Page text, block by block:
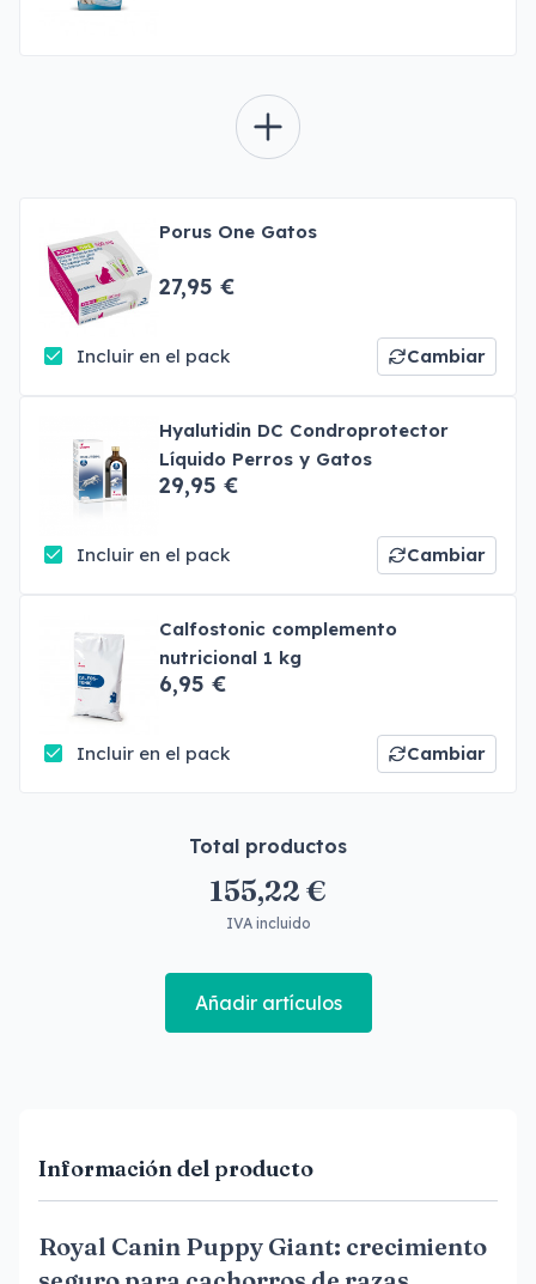
Porus One Gatos
27,95 €
Incluir en el pack Cambiar
Hyalutidin DC Condroprotector
Líquido Perros y Gatos
29,95 €
Incluir en el pack Cambiar
Calfostonic complemento
nutricional 1 kg
6,95 €
Incluir en el pack Cambiar
Total productos
155,22 €
IVA incluido
Añadir artículos
Información del producto
Royal Canin Puppy Giant: crecimiento